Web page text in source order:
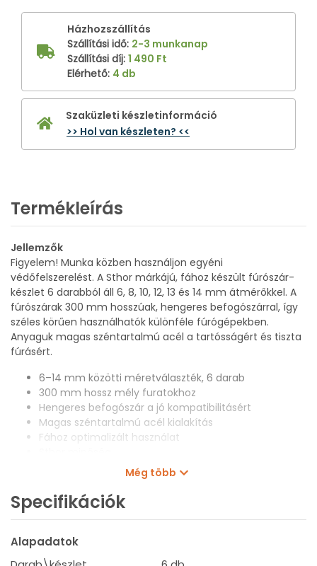
Házhozszállítás
Szállítási idő: 2-3 munkanap
Szállítási díj: 1 490 Ft
Elérhető: 4 db
Szaküzleti készletinformáció
>> Hol van készleten? <<
Termékleírás
Jellemzők
Figyelem! Munka közben használjon egyéni
védőfelszerelést. A Sthor márkájú, fához készült fúrószár-
készlet 6 darabból áll 6, 8, 10, 12, 13 és 14 mm átmérőkkel. A
fúrószárak 300 mm hosszúak, hengeres befogószárral, így
széles körűen használhatók különféle fúrógépekben.
Anyaguk magas széntartalmú acél a tartósságért és tiszta
fúrásért.
6–14 mm közötti méretválaszték, 6 darab
300 mm hossz mély furatokhoz
Hengeres befogószár a jó kompatibilitásért
Magas széntartalmú acél kialakítás
Fához optimalizált használat
Márka: Sthor
Átmérők: 6 mm / 8 mm / 10 mm / 12 mm / 13 mm / 14 mm
Hossz: 300 mm
Szerszámbefogó típusa: hengeres
Anyag: magas széntartalmú acél
Még több
Specifikációk
Alapadatok